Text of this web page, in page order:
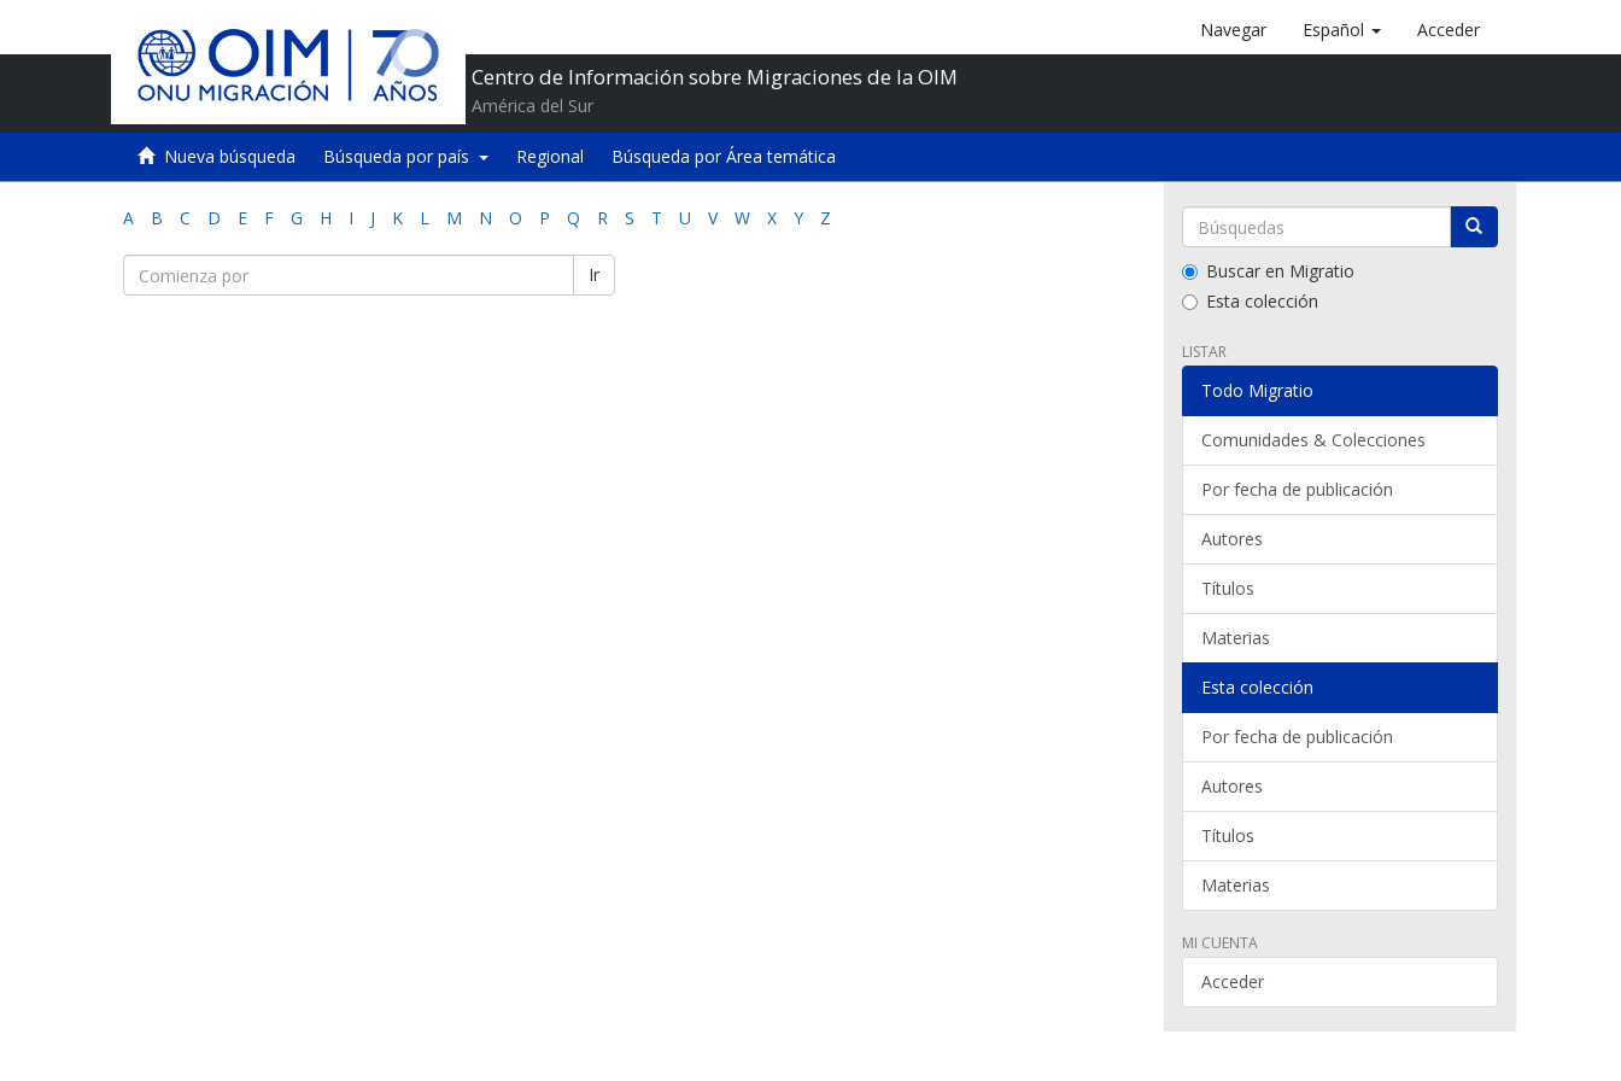
Centro de Información sobre Migraciones de la OIM
América del Sur
Navegar Español Acceder
Nueva búsqueda Búsqueda por país Regional Búsqueda por Área temática
A B C D E F G H I J K L M N O P Q R S T U V W X Y Z
Ir
Buscar en Migratio
Esta colección
LISTAR
Todo Migratio
Comunidades & Colecciones
Por fecha de publicación
Autores
Títulos
Materias
Esta colección
Por fecha de publicación
Autores
Títulos
Materias
MI CUENTA
Acceder